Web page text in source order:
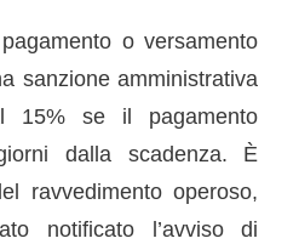
o versamento
sanzione amministrativa
15% se il pagamento
dalla scadenza. È
ravvedimento operoso,
notificato l’avviso di